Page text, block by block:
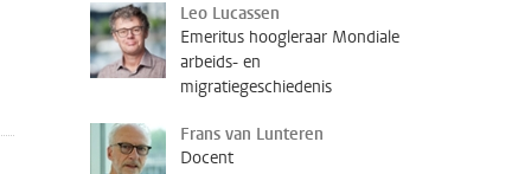
Leo Lucassen
Emeritus hoogleraar Mondiale
arbeids- en
migratiegeschiedenis
Frans van Lunteren
Docent